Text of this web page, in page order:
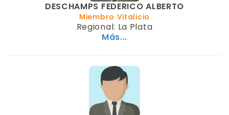
DESCHAMPS FEDERICO ALBERTO
Miembro Vitalicio
Regional: La Plata
Más...